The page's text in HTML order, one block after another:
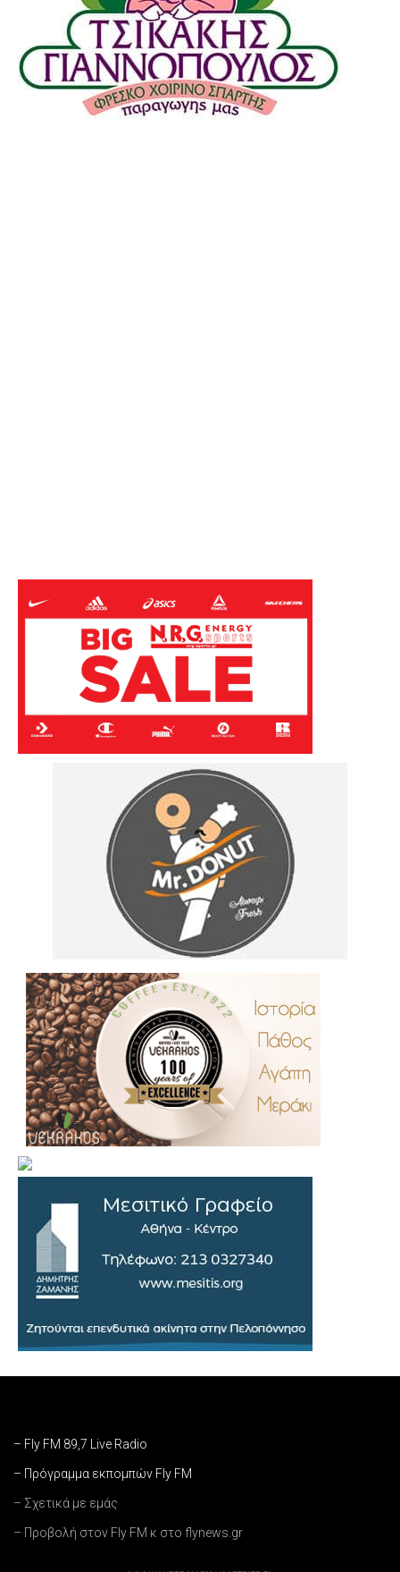
– Fly FM 89,7 Live Radio
– Πρόγραμμα εκπομπών Fly FM
– Σχετικά με εμάς
– Προβολή στον Fly FM κ στο flynews.gr